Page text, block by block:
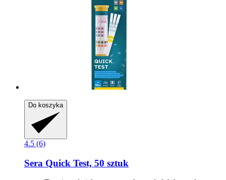
Do koszyka
4.5 (6)
Sera Quick Test, 50 sztuk